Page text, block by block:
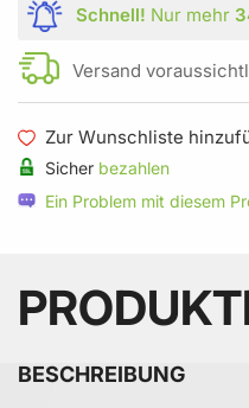
Schnell! Nur mehr
Versand
Zur Wunschliste
Sicher bezahlen
Ein Problem mit diesem
BESCHREIBUNG